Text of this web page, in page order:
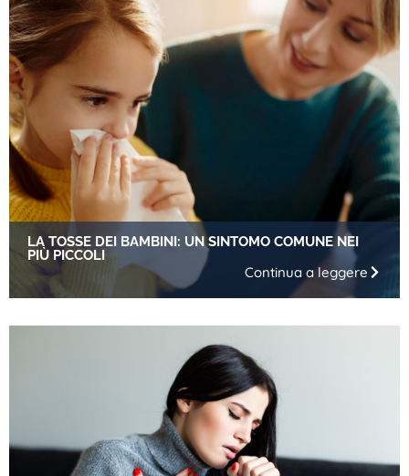
LA TOSSE DEI BAMBINI: UN SINTOMO COMUNE NEI
PIÙ PICCOLI
Continua a leggere